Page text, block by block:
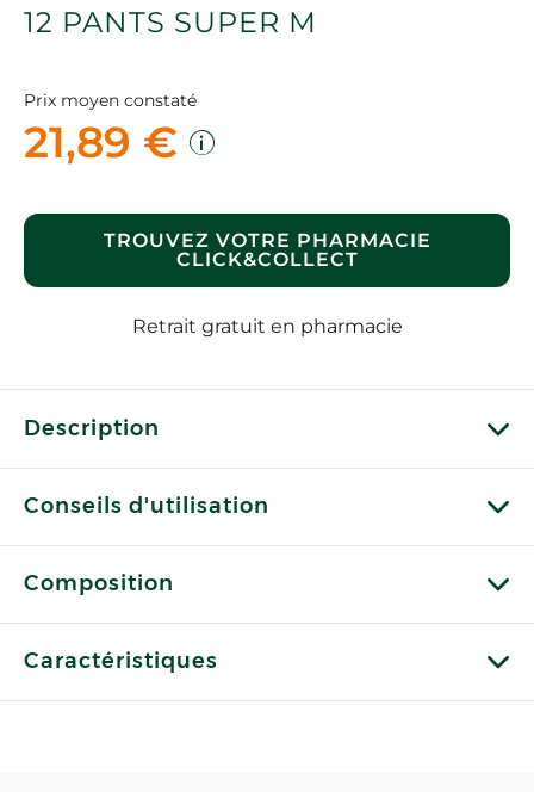
12 PANTS SUPER M
Prix moyen constaté
21,89 €
TROUVEZ VOTRE PHARMACIE
CLICK&COLLECT
Retrait gratuit en pharmacie
Description
Conseils d'utilisation
Composition
Caractéristiques